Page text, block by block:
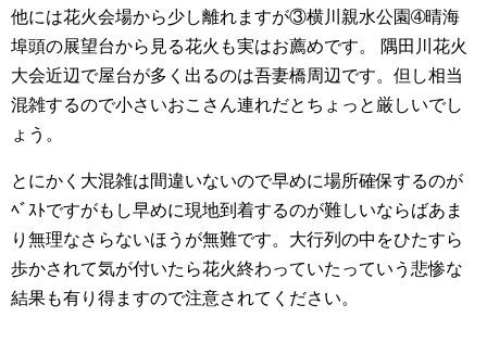
他には花火会場から少し離れますが③横川親水公園➃晴海
埠頭の展望台から見る花火も実はお薦めです。 隅田川花火
大会近辺で屋台が多く出るのは吾妻橋周辺です。但し相当
混雑するので小さいおこさん連れだとちょっと厳しいでし
ょう。
とにかく大混雑は間違いないので早めに場所確保するのが
ﾍﾞｽﾄですがもし早めに現地到着するのが難しいならばあま
り無理なさらないほうが無難です。大行列の中をひたすら
歩かされて気が付いたら花火終わっていたっていう悲惨な
結果も有り得ますので注意されてください。